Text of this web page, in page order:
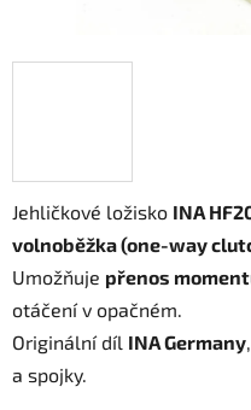
Jehličkové ložisko INA
volnoběžka (one-way
Umožňuje přenos
otáčení v opačném.
Originální díl INA Germany
a spojky.